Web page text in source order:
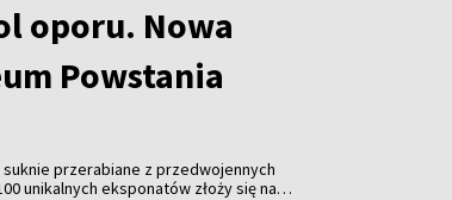
oporu. Nowa
Powstania
przerabiane z przedwojennych
unikalnych eksponatów złoży się na